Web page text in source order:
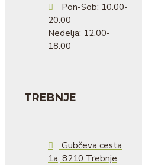
Pon-Sob: 10.00-
20.00
Nedelja: 12.00-
18.00
TREBNJE
Gubčeva cesta
1a, 8210 Trebnje